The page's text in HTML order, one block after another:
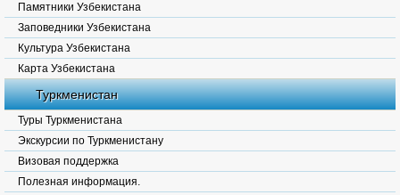
Памятники Узбекистана
Заповедники Узбекистана
Культура Узбекистана
Карта Узбекистана
Туркменистан
Туры Туркменистана
Экскурсии по Туркменистану
Визовая поддержка
Полезная информация.